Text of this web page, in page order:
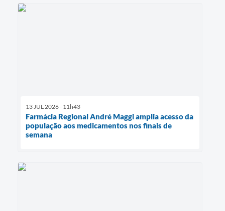
13 JUL 2026 - 11h43
Farmácia Regional André Maggi amplia acesso da
população aos medicamentos nos finais de
semana